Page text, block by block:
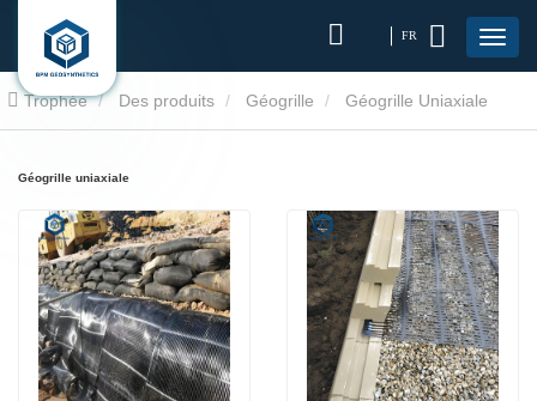
FR
Trophée Des produits Géogrille Géogrille Uniaxiale
Géogrille uniaxiale